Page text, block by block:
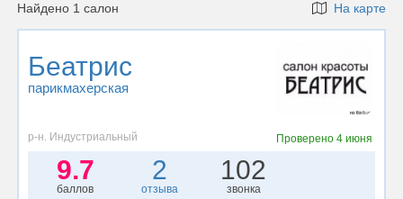
Найдено 1 салон На карте
Беатрис
парикмахерская
р-н. Индустриальный Проверено 4 июня
9.7
баллов
2
отзыва
102
звонка